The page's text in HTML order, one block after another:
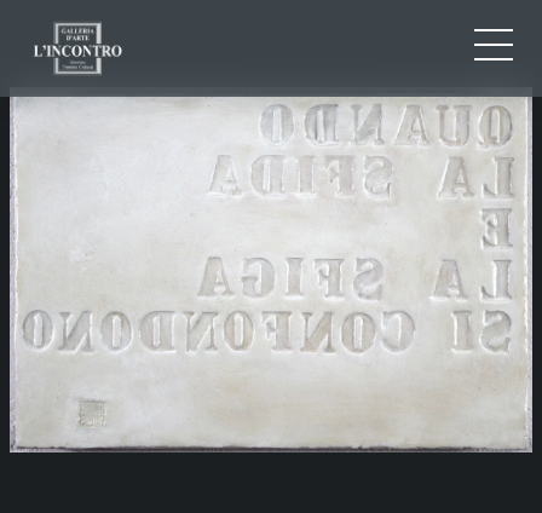
IT
EN
FR
ARTISTES ET ŒUVRES
EXPOSITIONS